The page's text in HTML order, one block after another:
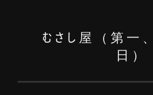
むさし屋（第一
日）